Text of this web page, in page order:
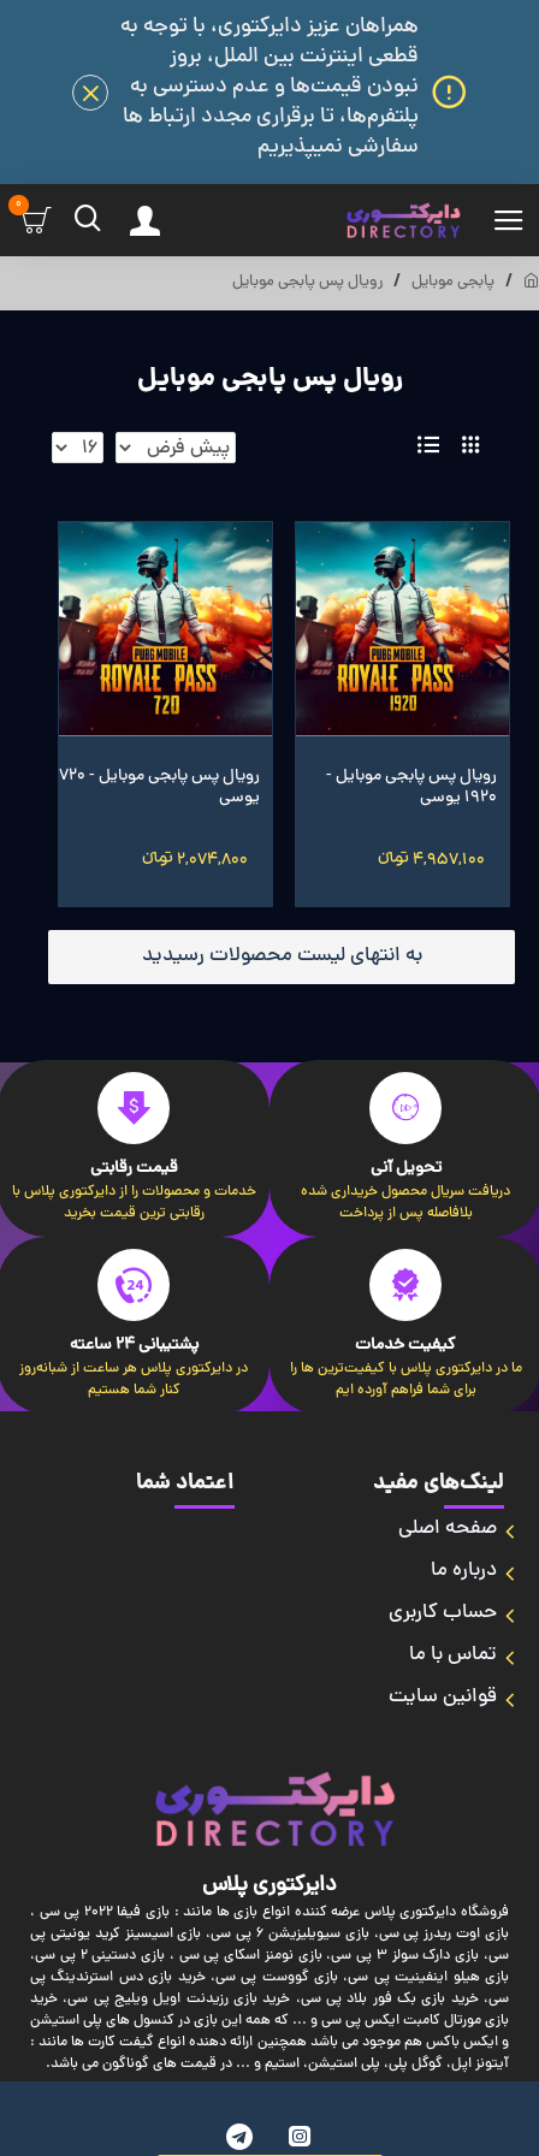
همراهان عزیز دایرکتوری، با توجه به
قطعی اینترنت بین الملل، بروز
نبودن قیمت‌ها و عدم دسترسی به
پلتفرم‌ها، تا برقراری مجدد ارتباط ها
سفارشی نمیپذیریم
0
پابجی موبایل رویال پس پابجی موبایل
رویال پس پابجی موبایل
رویال پس پابجی موبایل -
1920 یوسی
4,957,100 تومانءءء
رویال پس پابجی موبایل - 720
یوسی
2,074,800 تومانءءء
به انتهای لیست محصولات رسیدید
تحویل آنی
دریافت سریال محصول خریداری شده
بلافاصله پس از پرداخت
قیمت رقابتی
خدمات و محصولات را از دایرکتوری پلاس با
رقابتی ترین قیمت بخرید
کیفیت خدمات
ما در دایرکتوری پلاس با کیفیت‌ترین ها را
برای شما فراهم آورده ایم
پشتیبانی 24 ساعته
در دایرکتوری پلاس هر ساعت از شبانه‌روز
کنار شما هستیم
لینک‌های مفید
صفحه اصلی
درباره ما
حساب کاربری
تماس با ما
قوانین سایت
اعتماد شما
دایرکتوری پلاس
فروشگاه دایرکتوری پلاس عرضه کننده انواع بازی ها مانند : بازی فیفا 2022 پی سی ،
بازی اوت ریدرز پی سی، بازی سیویلیزیشن 6 پی سی، بازی اسیسینز کرید یونیتی پی
سی، بازی دارک سولز 3 پی سی، بازی نومنز اسکای پی سی ، بازی دستینی 2 پی سی،
بازی هیلو اینفینیت پی سی، بازی گووست پی سی، خرید بازی دس استرندینگ پی
سی، خرید بازی بک فور بلاد پی سی، خرید بازی رزیدنت اویل ویلیج پی سی، خرید
بازی مورتال کامبت ایکس پی سی و ... که همه این بازی در کنسول های پلی استیشن
و ایکس باکس هم موجود می باشد همچنین ارائه دهنده انواع گیفت کارت ها مانند :
آیتونز اپل، گوگل پلی، پلی استیشن، استیم و ... در قیمت های گوناگون می باشد.